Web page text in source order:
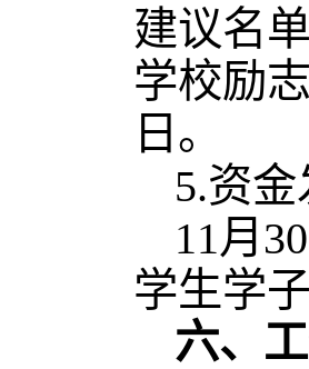
建议名
学校励
日。
5.资
11月
学生学
六、